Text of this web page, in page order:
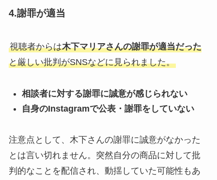
4.謝罪が適当
視聴者からは木下マリアさんの謝罪が適当だった
と厳しい批判がSNSなどに見られました。
相談者に対する謝罪に誠意が感じられない
自身のInstagramで公表・謝罪をしていない
注意点として、木下さんの謝罪に誠意がなかった
とは言い切れません。突然自分の商品に対して批
判的なことを配信され、動揺していた可能性もあ